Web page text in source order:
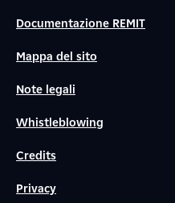
Documentazione REMIT
Mappa del sito
Note legali
Whistleblowing
Credits
Privacy